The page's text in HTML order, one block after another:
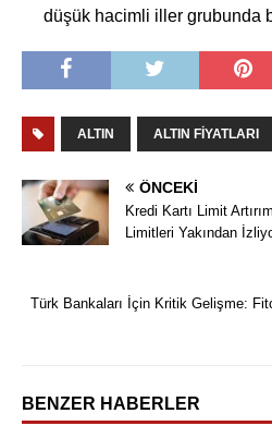
düşük hacimli iller grubunda
ALTIN ALTIN FIYATLARI
ÖNCEKI
Kredi Kartı Limit
Limitleri Yakından
Türk Bankaları İçin Kritik Gelişme:
BENZER HABERLER